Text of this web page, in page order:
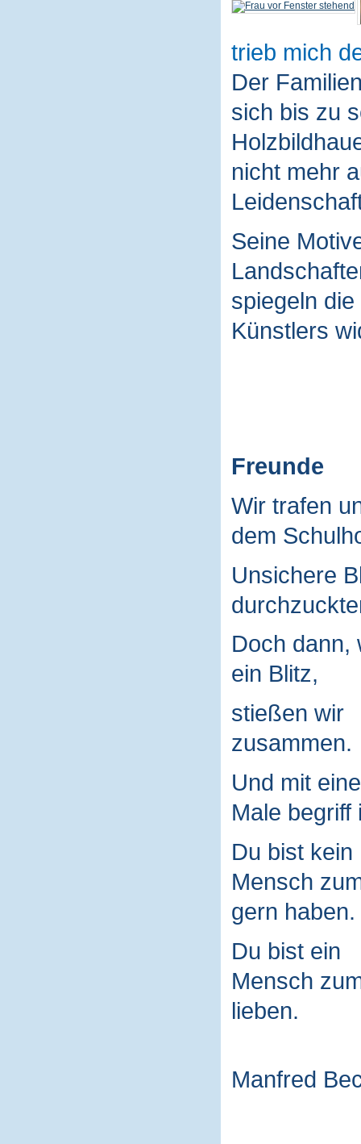
trieb mich
Der
sich bis zu
nicht mehr
Seine
spiegeln
Künstlers
Freunde
Wir trafen
dem
Unsichere
Doch dann,
ein Blitz,
stießen wir
zusammen.
Und mit
Male begriff
Du bist kein
Mensch
gern haben.
Du bist ein
Mensch
lieben.
Manfred